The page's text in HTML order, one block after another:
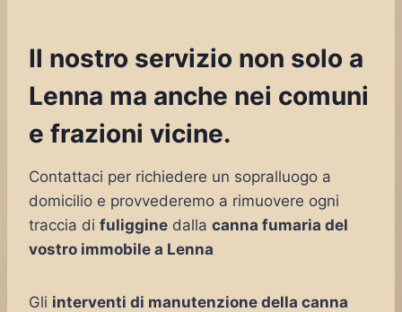
Il nostro servizio non solo a
Lenna ma anche nei comuni
e frazioni vicine.
Contattaci per richiedere un sopralluogo a
domicilio e provvederemo a rimuovere ogni
traccia di fuliggine dalla canna fumaria del
vostro immobile a Lenna
Gli interventi di manutenzione della canna